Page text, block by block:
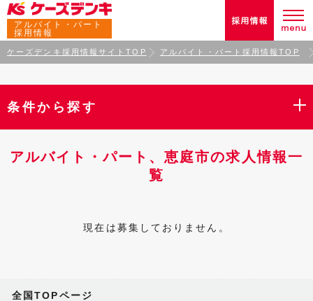
アルバイト・パート
採用情報
ケーズデンキ採用情報サイトTOP アルバイト・パート採用情報TOP
条件から探す
アルバイト・パート、恵庭市の求人情報一
覧
現在は募集しておりません。
全国TOPページ